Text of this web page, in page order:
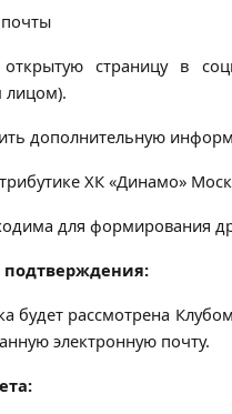
страницу в
лицом).
дополнительную
ХК «Динамо»
для формирования
будет рассмотрена
электронную почту.